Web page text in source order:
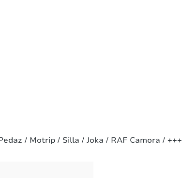
/ Motrip / Silla / Joka / RAF Camora / +++